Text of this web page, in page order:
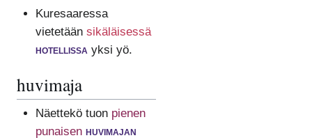
Kuresaaressa
vietetään sikäläisessä
hotellissayksi yö.
huvimaja
Näettekö tuon pienen
punaisen huvimajan